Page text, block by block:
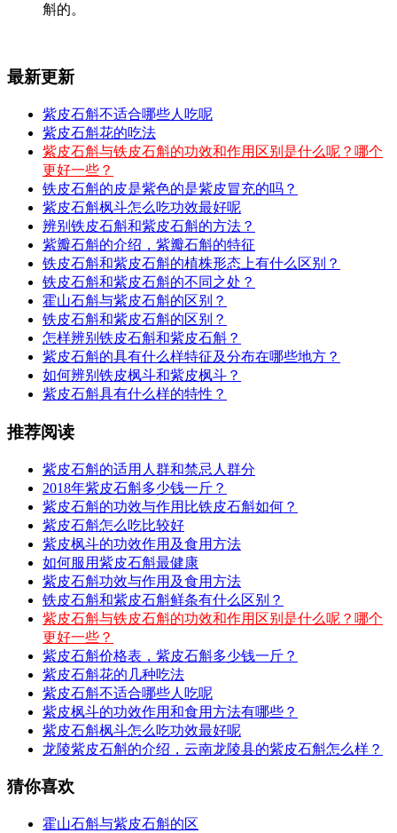
斛的。
最新更新
紫皮石斛不适合哪些人吃呢
紫皮石斛花的吃法
紫皮石斛与铁皮石斛的功效和作用区别是什么呢？哪个
更好一些？
铁皮石斛的皮是紫色的是紫皮冒充的吗？
紫皮石斛枫斗怎么吃功效最好呢
辨别铁皮石斛和紫皮石斛的方法？
紫瓣石斛的介绍，紫瓣石斛的特征
铁皮石斛和紫皮石斛的植株形态上有什么区别？
铁皮石斛和紫皮石斛的不同之处？
霍山石斛与紫皮石斛的区别？
铁皮石斛和紫皮石斛的区别？
怎样辨别铁皮石斛和紫皮石斛？
紫皮石斛的具有什么样特征及分布在哪些地方？
如何辨别铁皮枫斗和紫皮枫斗？
紫皮石斛具有什么样的特性？
推荐阅读
紫皮石斛的适用人群和禁忌人群分
2018年紫皮石斛多少钱一斤？
紫皮石斛的功效与作用比铁皮石斛如何？
紫皮石斛怎么吃比较好
紫皮枫斗的功效作用及食用方法
如何服用紫皮石斛最健康
紫皮石斛功效与作用及食用方法
铁皮石斛和紫皮石斛鲜条有什么区别？
紫皮石斛与铁皮石斛的功效和作用区别是什么呢？哪个
更好一些？
紫皮石斛价格表，紫皮石斛多少钱一斤？
紫皮石斛花的几种吃法
紫皮石斛不适合哪些人吃呢
紫皮枫斗的功效作用和食用方法有哪些？
紫皮石斛枫斗怎么吃功效最好呢
龙陵紫皮石斛的介绍，云南龙陵县的紫皮石斛怎么样？
猜你喜欢
霍山石斛与紫皮石斛的区